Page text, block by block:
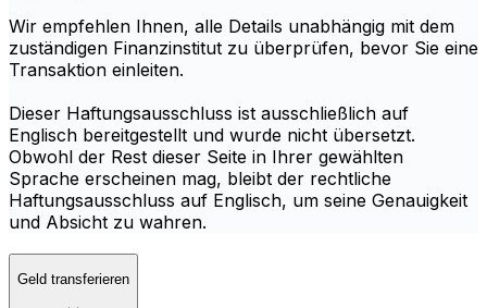
Wir empfehlen Ihnen, alle Details unabhängig mit dem
zuständigen Finanzinstitut zu überprüfen, bevor Sie eine
Transaktion einleiten.
Dieser Haftungsausschluss ist ausschließlich auf
Englisch bereitgestellt und wurde nicht übersetzt.
Obwohl der Rest dieser Seite in Ihrer gewählten
Sprache erscheinen mag, bleibt der rechtliche
Haftungsausschluss auf Englisch, um seine Genauigkeit
und Absicht zu wahren.
Geld transferieren